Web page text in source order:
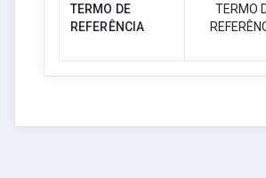
TERMO DE
REFERÊNCIA
TERMO